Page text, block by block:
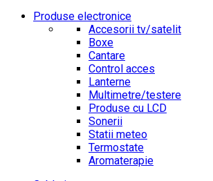
Produse electronice
Accesorii tv/satelit
Boxe
Cantare
Control acces
Lanterne
Multimetre/testere
Produse cu LCD
Sonerii
Statii meteo
Termostate
Aromaterapie